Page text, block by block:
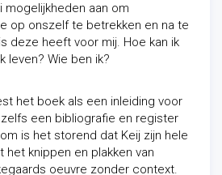
aan om
op onszelf te betrekken en na te
deze heeft voor mij. Hoe kan ik
leven? Wie ben ik?
het boek als een inleiding voor
een bibliografie en register
is het storend dat Keij zijn hele
het knippen en plakken van
oeuvre zonder context.